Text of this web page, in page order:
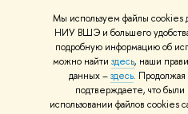
Мы используем файлы cookies
НИУ ВШЭ и большего
подробную информацию об
можно найти здесь, наши
данных –здесь. Продолжая
подтверждаете, что
использовании файлов
© НИУ ВШЭ 1993–2026
Адреса и
Условия использования материалов
Политика конфиденциальности